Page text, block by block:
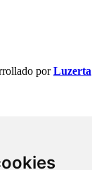
porLuzerta